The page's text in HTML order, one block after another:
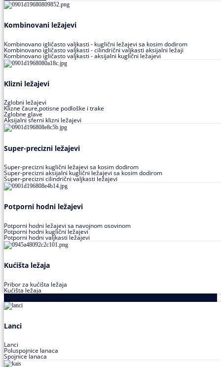
Kombinovani ležajevi
Kombinovano igličasto valjkasti - kuglični ležajevi sa kosim dodirom
Kombinovano igličasto valjkasti - cilindrični valjkasti aksijalni ležaji
Kombinovano igličasto valjkasti - aksijalni kuglični ležajevi
Klizni ležajevi
Zglobni ležajevi
Klizne čaure,potisne podloške i trake
Zglobne glave
Aksijalni sferni klizni ležajevi
Super-precizni ležajevi
Super-precizni kuglični ležajevi sa kosim dodirom
Super-precizni aksijalni kuglični ležajevi sa kosim dodirom
Super-precizni cilindrični valjkasti ležajevi
Potporni hodni ležajevi
Potporni hodni ležajevi sa navojnom osovinom
Potporni hodni kuglični ležajevi
Potporni hodni valjkasti ležajevi
Kućišta ležaja
Pribor za kućišta ležaja
Kućišta ležaja
Lanci
Lanci
Poluspojnice lanaca
Spojnice lanaca